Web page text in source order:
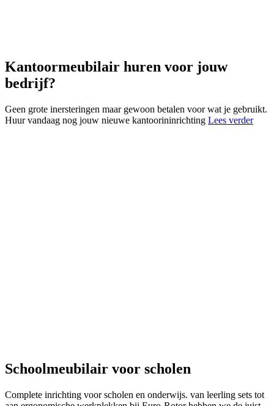
Kantoormeubilair huren voor jouw
bedrijf?
Geen grote inersteringen maar gewoon betalen voor wat je gebruikt.
Huur vandaag nog jouw nieuwe kantoorininrichting Lees verder
Schoolmeubilair voor scholen
Complete inrichting voor scholen en onderwijs. van leerling sets tot